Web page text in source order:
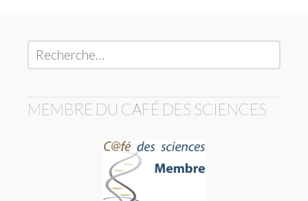
Rechercher :
MEMBRE DU CAFÉ DES SCIENCES